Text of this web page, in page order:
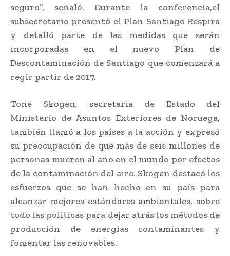
seguro”, señaló. Durante la conferencia,el
subsecretario presentó el Plan Santiago Respira
y detalló parte de las medidas que serán
incorporadas en el nuevo Plan de
Descontaminación de Santiago que comenzará a
regir partir de 2017.
Tone Skogen, secretaria de Estado del
Ministerio de Asuntos Exteriores de Noruega,
también llamó a los países a la acción y expresó
su preocupación de que más de seis millones de
personas mueren al año en el mundo por efectos
de la contaminación del aire. Skogen destacó los
esfuerzos que se han hecho en su país para
alcanzar mejores estándares ambientales, sobre
todo las políticas para dejar atrás los métodos de
producción de energías contaminantes y
fomentar las renovables.